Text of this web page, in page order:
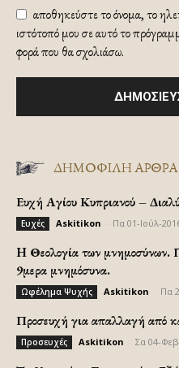
αποθηκεύστε το όνομα, το
ιστότοπό μου σε αυτό το
φορά που θα σχολιάσω.
ΔΗΜΟΦΙΛΗ ΑΡΘΡΑ
Ευχή Αγίου Κυπριανού –
Ευχές Askitikon Πα 01-Ιούλ-
H Θεολογία των μνημοσύνων.
9μερα μνημόσυνα.
Ωφέλημα Ψυχής Askitikon Πα
Προσευχή για απαλλαγή από
Προσευχές Askitikon Σα 04-